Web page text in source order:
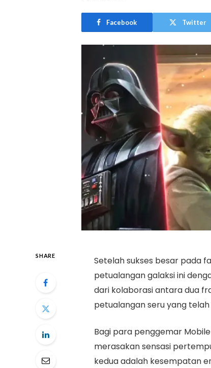
Facebook Twitter
SHARE
Setelah sukses besar pada
petualangan galaksi ini
dari kolaborasi antara dua
petualangan seru yang telah
Bagi para penggemar
merasakan sensasi
kedua adalah kesempatan